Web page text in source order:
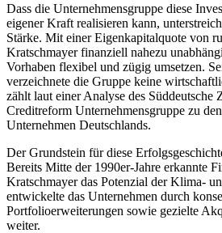
Dass die Unternehmensgruppe diese
eigener Kraft realisieren kann,
Stärke. Mit einer Eigenkapitalquote von
Kratschmayer finanziell nahezu
Vorhaben flexibel und zügig umsetzen.
verzeichnete die Gruppe keine
zählt laut einer Analyse des Süddeutsche
Creditreform Unternehmensgruppe zu
Unternehmen Deutschlands.
Der Grundstein für diese
Bereits Mitte der 1990er-Jahre erkannte
Kratschmayer das Potenzial der Klima-
entwickelte das Unternehmen durch
Portfolioerweiterungen sowie gezielte
weiter.